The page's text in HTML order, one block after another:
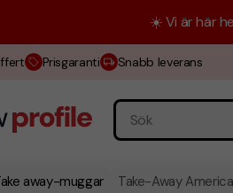
☀️ Vi är här
Prisgaranti Snabb leverans
away-muggar Take-Away